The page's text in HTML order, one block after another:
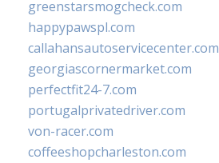
greenstarsmogcheck.com
happypawspl.com
callahansautoservicecenter.com
georgiascornermarket.com
perfectfit24-7.com
portugalprivatedriver.com
von-racer.com
coffeeshopcharleston.com